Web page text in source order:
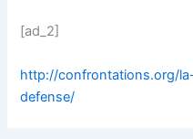
[ad_2]
http://confrontations.org/
defense/